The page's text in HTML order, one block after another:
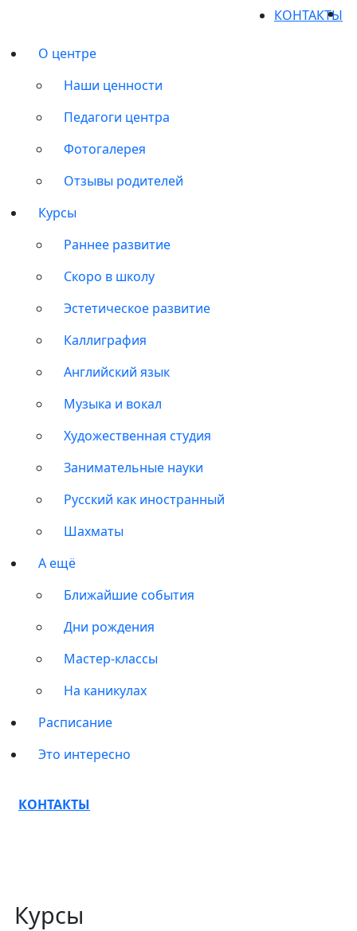
КОНТАКТЫ
О центре
Наши ценности
Педагоги центра
Фотогалерея
Отзывы родителей
Курсы
Раннее развитие
Скоро в школу
Эстетическое развитие
Каллиграфия
Английский язык
Музыка и вокал
Художественная студия
Занимательные науки
Русский как иностранный
Шахматы
А ещё
Ближайшие события
Дни рождения
Мастер-классы
На каникулах
Расписание
Это интересно
КОНТАКТЫ
Курсы